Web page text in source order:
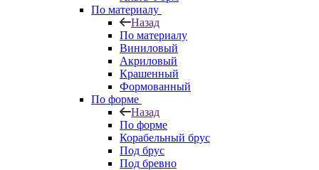
По материалу
Назад
По материалу
Виниловый
Акриловый
Крашенный
Формованный
По форме
Назад
По форме
Корабельный брус
Под брус
Под бревно